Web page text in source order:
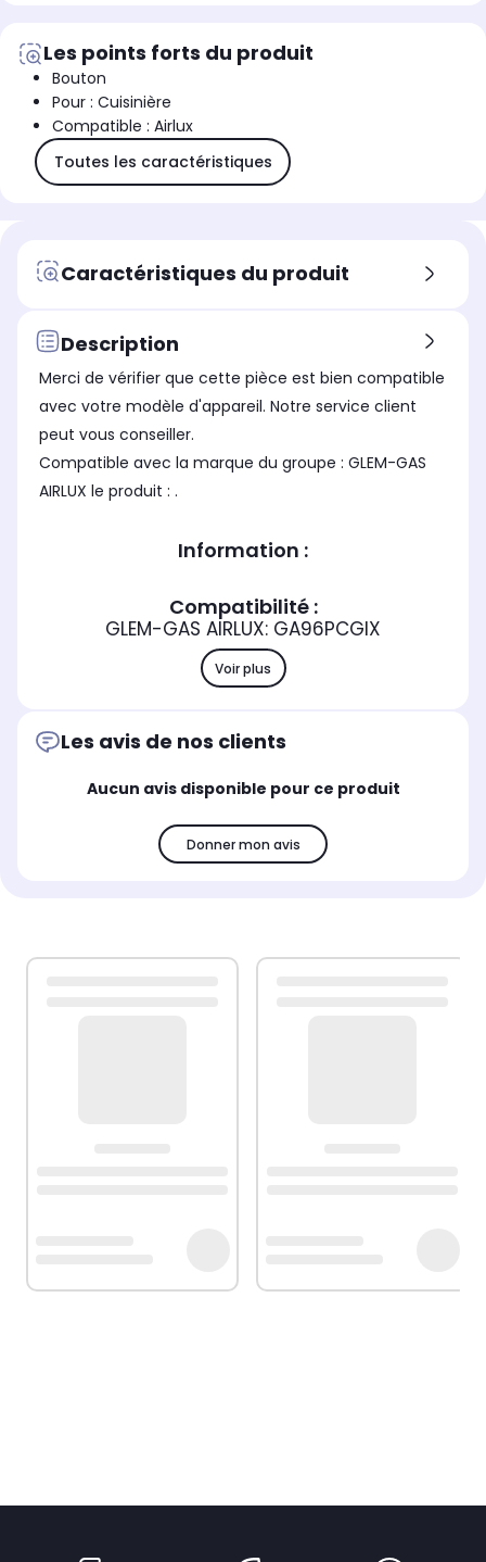
Les points forts du produit
Bouton
Pour : Cuisinière
Compatible : Airlux
Toutes les caractéristiques
Caractéristiques du produit
Description
Merci de vérifier que cette pièce est bien compatible
avec votre modèle d'appareil. Notre service client
peut vous conseiller.
Compatible avec la marque du groupe : GLEM-GAS
AIRLUX le produit : .
Information :
Compatibilité :
GLEM-GAS AIRLUX: GA96PCGIX
Voir plus
Les avis de nos clients
Aucun avis disponible pour ce produit
Donner mon avis